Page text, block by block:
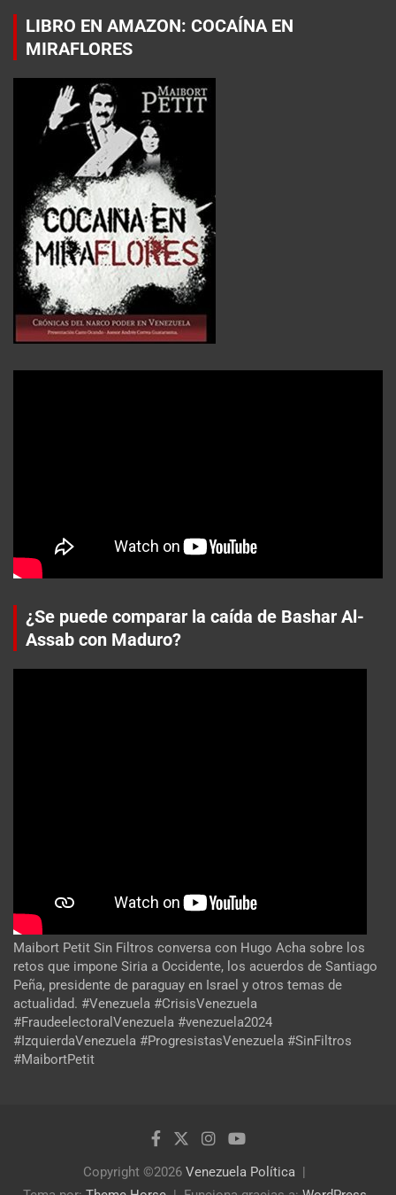
LIBRO EN AMAZON: COCAÍNA EN
MIRAFLORES
¿Se puede comparar la caída de Bashar Al-
Assab con Maduro?
Maibort Petit Sin Filtros conversa con Hugo Acha sobre los
retos que impone Siria a Occidente, los acuerdos de Santiago
Peña, presidente de paraguay en Israel y otros temas de
actualidad. #Venezuela #CrisisVenezuela
#FraudeelectoralVenezuela #venezuela2024
#IzquierdaVenezuela #ProgresistasVenezuela #SinFiltros
#MaibortPetit
Copyright ©2026 Venezuela Política